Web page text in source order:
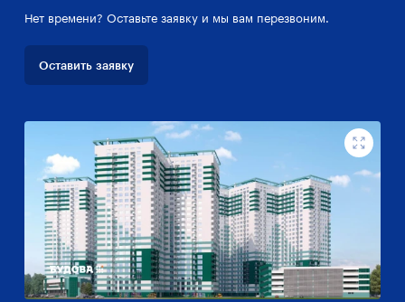
Нет времени? Оставьте заявку и мы вам перезвоним.
Оставить заявку